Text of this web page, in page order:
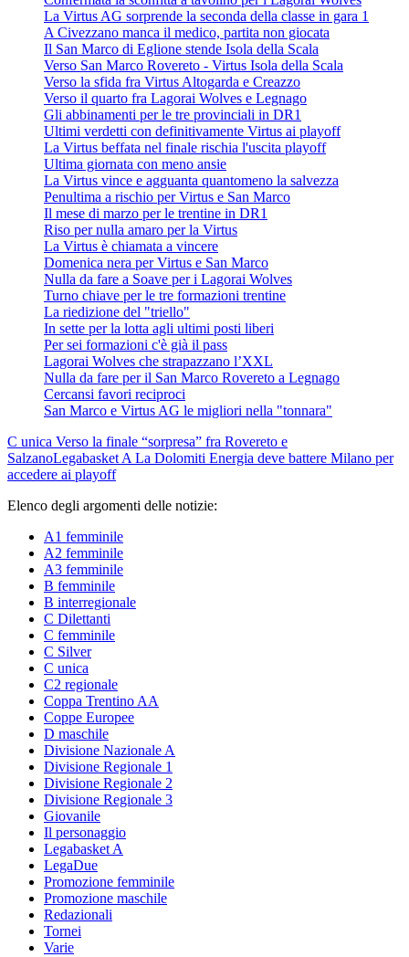
La Virtus AG sorprende la seconda della classe in gara 1
A Civezzano manca il medico, partita non giocata
Il San Marco di Eglione stende Isola della Scala
Verso San Marco Rovereto - Virtus Isola della Scala
Verso la sfida fra Virtus Altogarda e Creazzo
Verso il quarto fra Lagorai Wolves e Legnago
Gli abbinamenti per le tre provinciali in DR1
Ultimi verdetti con definitivamente Virtus ai playoff
La Virtus beffata nel finale rischia l'uscita playoff
Ultima giornata con meno ansie
La Virtus vince e agguanta quantomeno la salvezza
Penultima a rischio per Virtus e San Marco
Il mese di marzo per le trentine in DR1
Riso per nulla amaro per la Virtus
La Virtus è chiamata a vincere
Domenica nera per Virtus e San Marco
Nulla da fare a Soave per i Lagorai Wolves
Turno chiave per le tre formazioni trentine
La riedizione del "triello"
In sette per la lotta agli ultimi posti liberi
Per sei formazioni c'è già il pass
Lagorai Wolves che strapazzano l’XXL
Nulla da fare per il San Marco Rovereto a Legnago
Cercansi favori reciproci
San Marco e Virtus AG le migliori nella "tonnara"
C unica Verso la finale “sorpresa” fra Rovereto e
SalzanoLegabasket A La Dolomiti Energia deve battere Milano per
accedere ai playoff
Elenco degli argomenti delle notizie:
A1 femminile
A2 femminile
A3 femminile
B femminile
B interregionale
C Dilettanti
C femminile
C Silver
C unica
C2 regionale
Coppa Trentino AA
Coppe Europee
D maschile
Divisione Nazionale A
Divisione Regionale 1
Divisione Regionale 2
Divisione Regionale 3
Giovanile
Il personaggio
Legabasket A
LegaDue
Promozione femminile
Promozione maschile
Redazionali
Tornei
Varie